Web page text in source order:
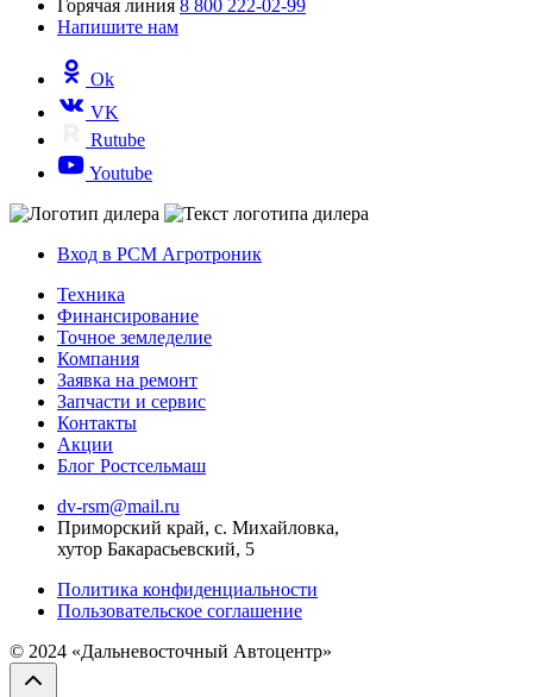
Горячая линия 8 800 222-02-99
Напишите нам
Ok
VK
Rutube
Youtube
Вход в РСМ Агротроник
Техника
Финансирование
Точное земледелие
Компания
Заявка на ремонт
Запчасти и сервис
Контакты
Акции
Блог Ростсельмаш
dv-rsm@mail.ru
Приморский край, с. Михайловка,
хутор Бакарасьевский, 5
Политика конфиденциальности
Пользовательское соглашение
© 2024 «Дальневосточный Автоцентр»